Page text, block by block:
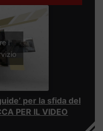
i
per la sfida del
PER IL VIDEO